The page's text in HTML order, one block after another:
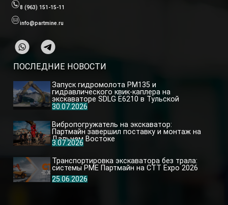
8 (963) 151-15-11
info@partmine.ru
ПОСЛЕДНИЕ НОВОСТИ
Запуск гидромолота PM135 и
гидравлического квик-каплера на
экскаваторе SDLG E6210 в Тульской
области
30.07.2026
Вибропогружатель на экскаватор:
Партмайн завершил поставку и монтаж на
Дальнем Востоке
3.07.2026
Транспортировка экскаватора без трала:
системы PME Партмайн на CTT Expo 2026
25.06.2026